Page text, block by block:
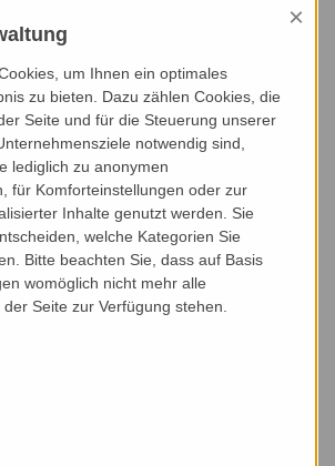
×
um Ihnen ein optimales
zu bieten. Dazu zählen Cookies, die
Seite und für die Steuerung unserer
notwendig sind,
lediglich zu anonymen
für Komforteinstellungen oder zur
Inhalte genutzt werden. Sie
welche Kategorien Sie
Bitte beachten Sie, dass auf Basis
womöglich nicht mehr alle
Seite zur Verfügung stehen.